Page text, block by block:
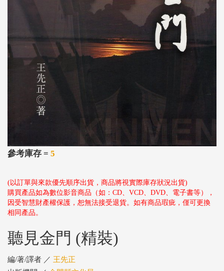
參考庫存 = 5
(以訂單與來款優先順序出貨，商品將視實際庫存狀況出貨)
購買產品如為數位影音商品（如：CD、VCD、DVD、電子書等），
因受智慧財產權保護，恕無法接受退貨。如有商品瑕疵，僅可更換
相同產品。
聽見金門 (精裝)
編/著/譯者 ／ 王先正